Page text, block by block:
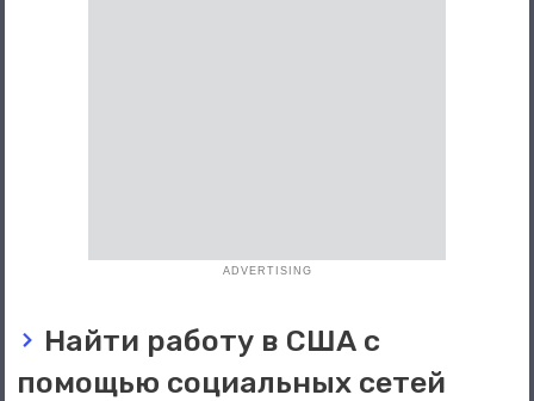
ADVERTISING
Найти работу в США с
помощью социальных сетей